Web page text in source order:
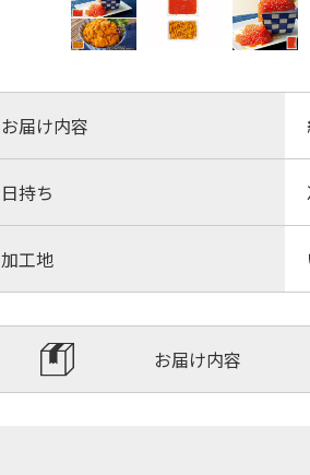
お届け内容
日持ち
加工地
お届け内容